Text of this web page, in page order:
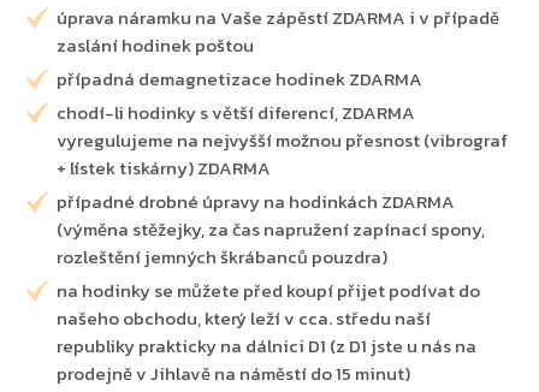
úprava náramku na Vaše zápěstí ZDARMA i v případě
zaslání hodinek poštou
případná demagnetizace hodinek ZDARMA
chodí-li hodinky s větší diferencí, ZDARMA
vyregulujeme na nejvyšší možnou přesnost (vibrograf
+ lístek tiskárny) ZDARMA
případné drobné úpravy na hodinkách ZDARMA
(výměna stěžejky, za čas napružení zapínací spony,
rozleštění jemných škrábanců pouzdra)
na hodinky se můžete před koupí přijet podívat do
našeho obchodu, který leží v cca. středu naší
republiky prakticky na dálnici D1 (z D1 jste u nás na
prodejně v Jihlavě na náměstí do 15 minut)